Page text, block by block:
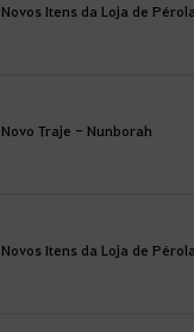
Novos Itens da Loja de
Novo Traje - Nunborah
Novos Itens da Loja de